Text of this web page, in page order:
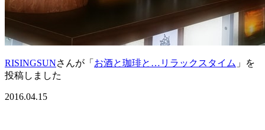
RISINGSUNさんが「 お酒と珈琲と…リラックスタイム 」を
投稿しました
2016.04.15